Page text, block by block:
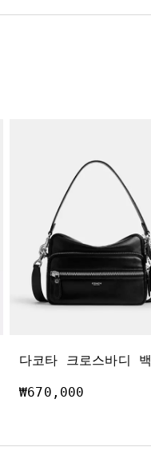
다코타 크로스바디 백
₩670,000